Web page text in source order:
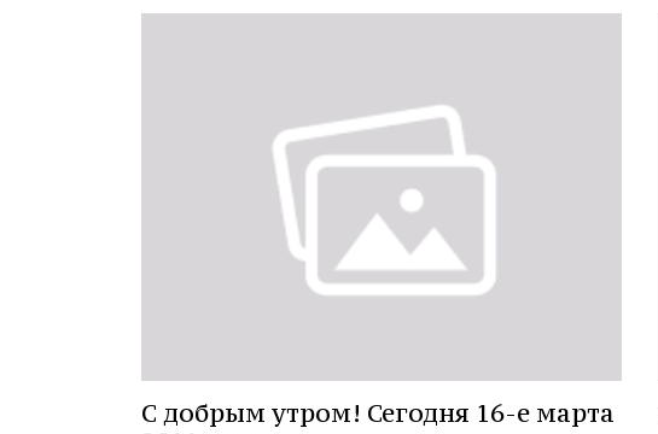
С добрым утром! Сегодня 16-е марта